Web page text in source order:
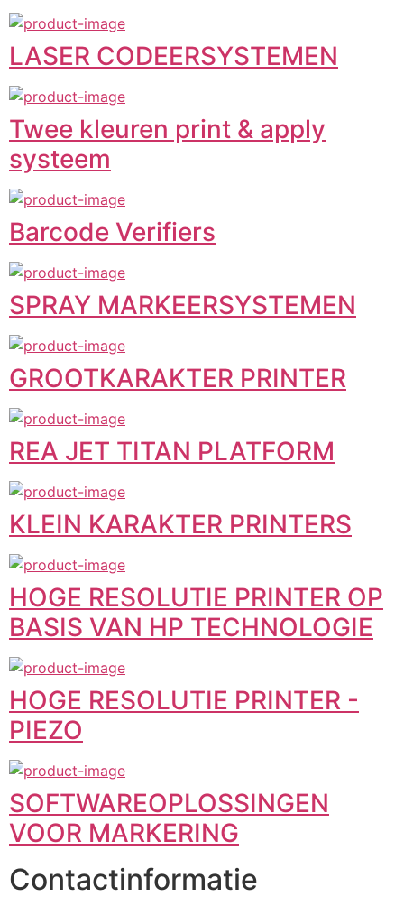
LASER CODEERSYSTEMEN
Twee kleuren print & apply
systeem
Barcode Verifiers
SPRAY MARKEERSYSTEMEN
GROOTKARAKTER PRINTER
REA JET TITAN PLATFORM
KLEIN KARAKTER PRINTERS
HOGE RESOLUTIE PRINTER OP
BASIS VAN HP TECHNOLOGIE
HOGE RESOLUTIE PRINTER -
PIEZO
SOFTWAREOPLOSSINGEN
VOOR MARKERING
Contactinformatie